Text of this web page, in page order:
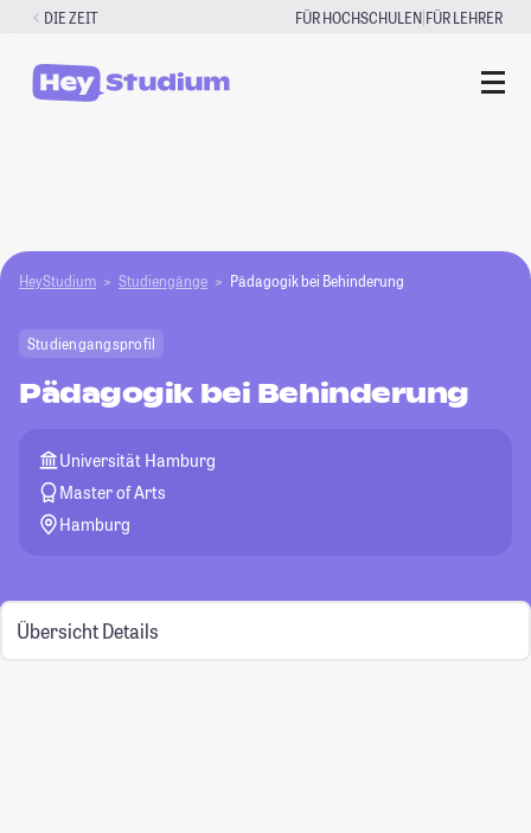
Zum
springen
DIE ZEIT FÜR HOCHSCHULEN|FÜR LEHRER
HeyStudium Studiengänge Pädagogik bei Behinderung
Studiengangsprofil
Pädagogik bei Behinderung
Universität Hamburg
Master of Arts
Hamburg
Übersicht Details